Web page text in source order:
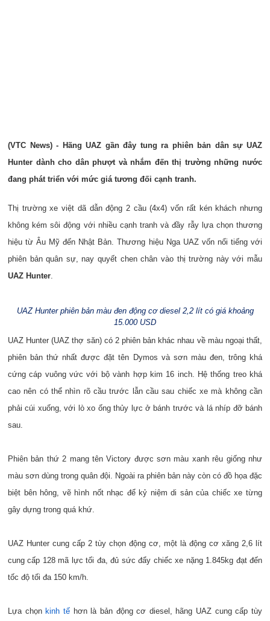
(VTC News) - Hãng UAZ gần đây tung ra phiên bản dân sự UAZ
Hunter dành cho dân phượt và nhắm đến thị trường những nước
đang phát triển với mức giá tương đối cạnh tranh.
Thị trường xe việt dã dẫn động 2 cầu (4x4) vốn rất kén khách nhưng
không kém sôi động với nhiều cạnh tranh và đầy rẫy lựa chọn thương
hiệu từ Âu Mỹ đến Nhật Bản. Thương hiệu Nga UAZ vốn nổi tiếng với
phiên bản quân sự, nay quyết chen chân vào thị trường này với mẫu
UAZ Hunter.
UAZ Hunter phiên bản màu đen động cơ diesel 2,2 lít có giá khoảng
15.000 USD
UAZ Hunter (UAZ thợ săn) có 2 phiên bản khác nhau về màu ngoại thất,
phiên bản thứ nhất được đặt tên Dymos và sơn màu đen, trông khá
cứng cáp vuông vức với bộ vành hợp kim 16 inch. Hệ thống treo khá
cao nên có thể nhìn rõ cầu trước lẫn cầu sau chiếc xe mà không cần
phải cúi xuống, với lò xo ống thủy lực ở bánh trước và lá nhíp đỡ bánh
sau.
Phiên bản thứ 2 mang tên Victory được sơn màu xanh rêu giống như
màu sơn dùng trong quân đội. Ngoài ra phiên bản này còn có đồ họa đặc
biệt bên hông, vẽ hình nốt nhạc để kỷ niệm di sản của chiếc xe từng
gây dựng trong quá khứ.
UAZ Hunter cung cấp 2 tùy chọn động cơ, một là động cơ xăng 2,6 lít
cung cấp 128 mã lực tối đa, đủ sức đẩy chiếc xe nặng 1.845kg đạt đến
tốc độ tối đa 150 km/h.
Lựa chọn kinh tếhơn là bản động cơ diesel, hãng UAZ cung cấp tùy